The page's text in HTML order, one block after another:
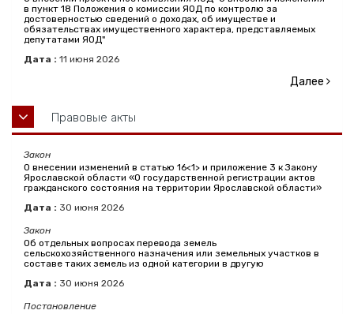
в пункт 18 Положения о комиссии ЯОД по контролю за
достоверностью сведений о доходах, об имуществе и
обязательствах имущественного характера, представляемых
депутатами ЯОД"
Дата : 11 июня 2026
Далее
Правовые акты
Закон
О внесении изменений в статью 16<1> и приложение 3 к Закону
Ярославской области «О государственной регистрации актов
гражданского состояния на территории Ярославской области»
Дата : 30 июня 2026
Закон
Об отдельных вопросах перевода земель
сельскохозяйственного назначения или земельных участков в
составе таких земель из одной категории в другую
Дата : 30 июня 2026
Постановление